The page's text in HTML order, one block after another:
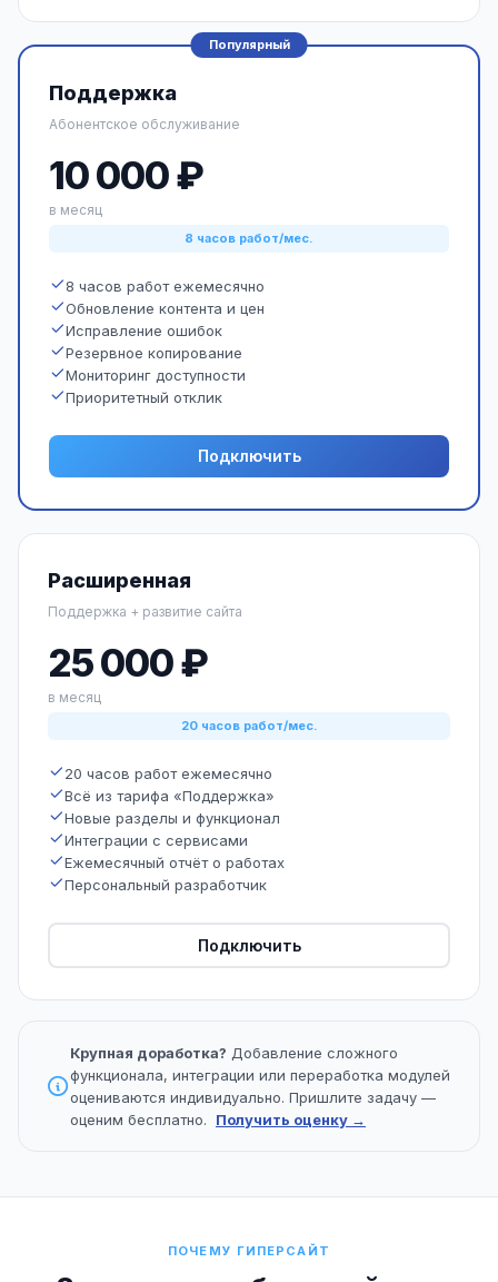
Популярный
Поддержка
Абонентское обслуживание
10 000 ₽
в месяц
8 часов работ/мес.
8 часов работ ежемесячно
Обновление контента и цен
Исправление ошибок
Резервное копирование
Мониторинг доступности
Приоритетный отклик
Подключить
Расширенная
Поддержка + развитие сайта
25 000 ₽
в месяц
20 часов работ/мес.
20 часов работ ежемесячно
Всё из тарифа «Поддержка»
Новые разделы и функционал
Интеграции с сервисами
Ежемесячный отчёт о работах
Персональный разработчик
Подключить
Крупная доработка? Добавление сложного
функционала, интеграции или переработка модулей
оцениваются индивидуально. Пришлите задачу —
оценим бесплатно.
Получить оценку →
ПОЧЕМУ ГИПЕРСАЙТ